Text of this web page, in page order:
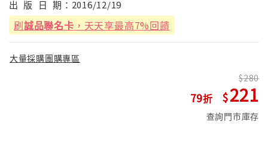
出 版 日 期： 2016/12/19
刷誠品聯名卡 ，天天享最高7%回饋
大量採購團購專區
79
280
221
查詢門市庫存